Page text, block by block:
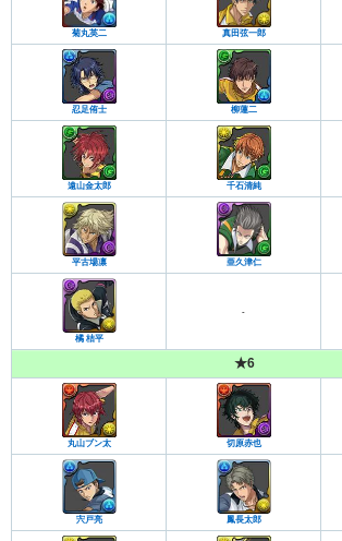
菊丸英二 真田弦一郎
忍足侑士 柳蓮二
遠山金太郎 千石清純
平古場凛 亜久津仁
橘 桔平
-
★6
丸山ブン太 切原赤也
宍戸亮 鳳長太郎